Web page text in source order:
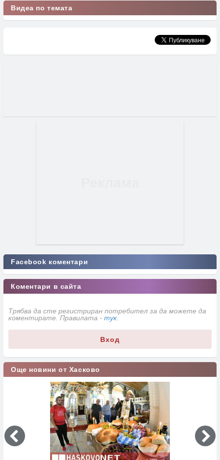
Видеа по темата
Facebook коментари
Коментари в сайта
Трябва да сте регистриран потребител за да можете да
коментирате. Правилата - тук
Вход
Още новини от Хасково